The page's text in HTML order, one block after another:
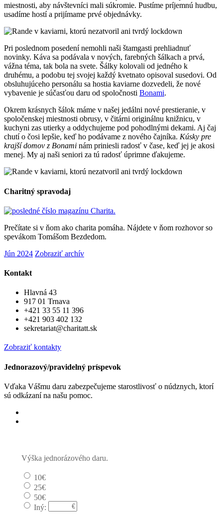
miestnosti, aby návštevníci mali súkromie. Pustíme príjemnú hudbu,
usadíme hostí a prijímame prvé objednávky.
Pri poslednom posedení nemohli naši štamgasti prehliadnuť
novinky. Káva sa podávala v nových, farebných šálkach a prvá,
vážna téma, tak bola na svete. Šálky kolovali od jedného k
druhému, a podobu tej svojej každý kvetnato opisoval susedovi. Od
obsluhujúceho personálu sa hostia kaviarne dozvedeli, že nové
vybavenie je súčasťou daru od spoločnosti Bonami.
Okrem krásnych šálok máme v našej jedálni nové prestieranie, v
spoločenskej miestnosti obrusy, v čitárni originálnu knižnicu, v
kuchyni zas utierky a oddychujeme pod pohodlnými dekami. Aj čaj
chutí o čosi lepšie, keď ho podávame z nového čajníka. Kúsky pre
krajší domov z Bonami nám priniesli radosť v čase, keď jej je akosi
menej. My aj naši seniori za tú radosť úprimne ďakujeme.
Charitný spravodaj
Prečítate si v ňom ako charita pomáha. Nájdete v ňom rozhovor so
spevákom Tomášom Bezdedom.
Jún 2024 Zobraziť archív
Kontakt
Hlavná 43
917 01 Trnava
+421 33 55 11 396
+421 903 402 132
sekretariat@charitatt.sk
Zobraziť kontakty
Jednorazový/pravidelný príspevok
Vďaka Vášmu daru zabezpečujeme starostlivosť o núdznych, ktorí
sú odkázaní na našu pomoc.
Výška jednorázového daru.
10€
25€
50€
Iný: